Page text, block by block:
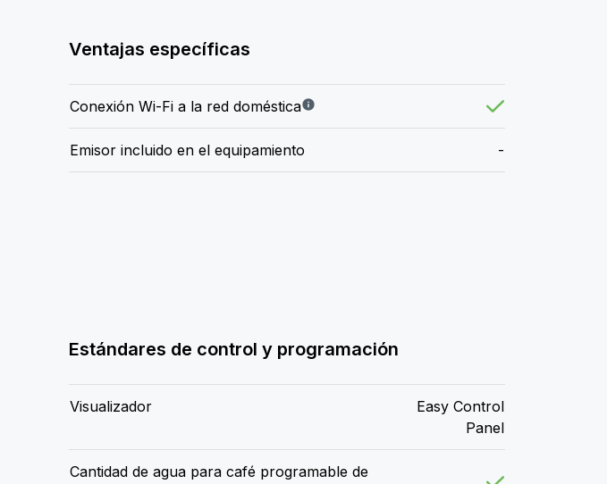
Ventajas específicas
Conexión Wi-Fi a la red doméstica
Emisor incluido en el equipamiento -
Estándares de control y programación
Visualizador
Easy Control
Panel
Cantidad de agua para café programable de